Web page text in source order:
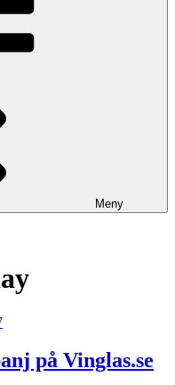
Meny
på Vinglas.se